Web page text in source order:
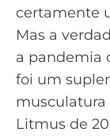
certamente
Mas a
a pandemia
foi um
musculatura
Litmus de